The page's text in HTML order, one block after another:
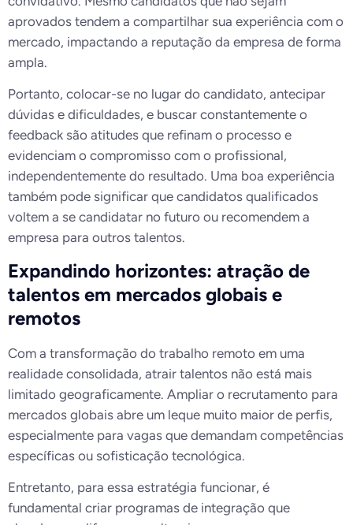
aprovados tendem a compartilhar sua experiência com o
mercado, impactando a reputação da empresa de forma
ampla.
Portanto, colocar-se no lugar do candidato, antecipar
dúvidas e dificuldades, e buscar constantemente o
feedback são atitudes que refinam o processo e
evidenciam o compromisso com o profissional,
independentemente do resultado. Uma boa experiência
também pode significar que candidatos qualificados
voltem a se candidatar no futuro ou recomendem a
empresa para outros talentos.
Expandindo horizontes: atração de
talentos em mercados globais e
remotos
Com a transformação do trabalho remoto em uma
realidade consolidada, atrair talentos não está mais
limitado geograficamente. Ampliar o recrutamento para
mercados globais abre um leque muito maior de perfis,
especialmente para vagas que demandam competências
específicas ou sofisticação tecnológica.
Entretanto, para essa estratégia funcionar, é
fundamental criar programas de integração que